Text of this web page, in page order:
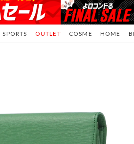
SPORTS COSME HOME
OUTLET